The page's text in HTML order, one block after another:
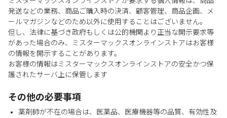
発送などの業務、商品ご購入時の決済、顧客管理、商品企画、メ
ールマガジンなどのため以外に使用することはございません。
但し、法律に基づき政府もしくは公的機関より正当な開示要求等
があった場合のみ、ミスターマックスオンラインストアはお客様
の情報を開示することがあります。
お客様の情報はミスターマックスオンラインストアの安全かつ保
護されたサーバ上に保管します
その他の必要事項
薬剤師が不在の場合は、医薬品、医療機器等の品質、有効性及